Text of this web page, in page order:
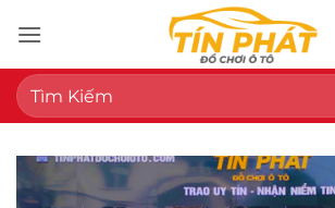
qua
nội
dung
Tìm
kiếm: